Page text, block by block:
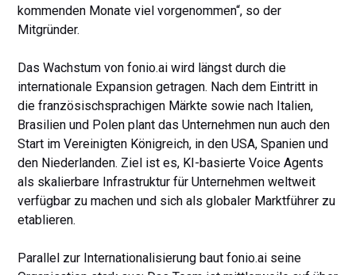
kommenden Monate viel vorgenommen“, so der
Mitgründer.
Das Wachstum von fonio.ai wird längst durch die
internationale Expansion getragen. Nach dem Eintritt in
die französischsprachigen Märkte sowie nach Italien,
Brasilien und Polen plant das Unternehmen nun auch den
Start im Vereinigten Königreich, in den USA, Spanien und
den Niederlanden. Ziel ist es, KI-basierte Voice Agents
als skalierbare Infrastruktur für Unternehmen weltweit
verfügbar zu machen und sich als globaler Marktführer zu
etablieren.
Parallel zur Internationalisierung baut fonio.ai seine